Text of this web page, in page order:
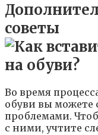
советы
Во время
обуви вы можете
проблемами.
с ними, учтите